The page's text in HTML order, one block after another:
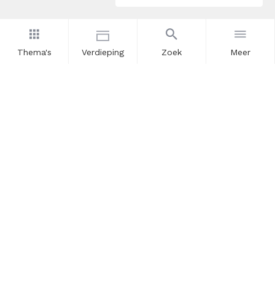
Thema's Verdieping Zoek Meer